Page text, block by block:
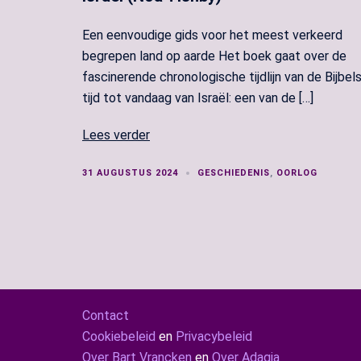
Een eenvoudige gids voor het meest verkeerd
begrepen land op aarde Het boek gaat over de
fascinerende chronologische tijdlijn van de
tijd tot vandaag van Israël: een van de […]
Lees verder
31 AUGUSTUS 2024 GESCHIEDENIS, OORLOG
Contact
Cookiebeleid en Privacybeleid
Over Bart Vrancken en Over Adagia